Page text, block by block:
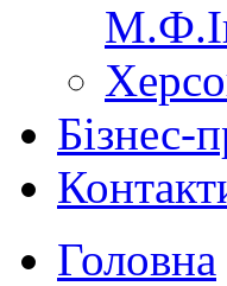
Бізнес-
Головна